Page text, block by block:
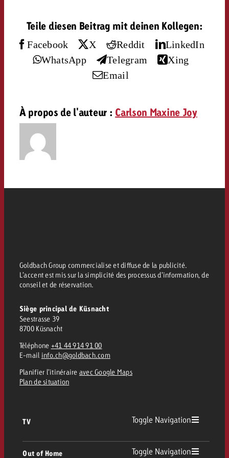
Demander une offre
votre campagne et souhaitez
combien cela coûte.
votre campagne et souhaitez
combien cela coûte.
Teile diesen Beitrag mit deinen Kollegen:
Facebook X Reddit
LinkedIn
WhatsApp
Telegram
Xing
Email
À propos de l'auteur : Carlson Maxine Joy
Goldbach Group commercialise et diffuse de la publicité.
L’accent est mis sur la simplicité des processus d’information, de
conseil et de réservation.
Siège principal de Küsnacht
Seestrasse 39
8700 Küsnacht
Téléphone +41 44 914 91 00
E-mail info.ch@goldbach.com
Planifier l’itinéraire avec Google Maps
Plan de situation
TV Toggle Navigation
Out of Home Toggle Navigation